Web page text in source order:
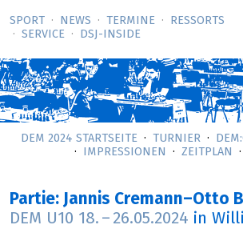
SPORT NEWS TERMINE
RESSORTS
SERVICE
DSJ-­INSIDE
DEM 2024 STARTSEITE TURNIER
IMPRESSIONEN
ZEITPLAN
Partie: Jannis Cremann–Otto
DEM U10 18. – 26.05.2024 in